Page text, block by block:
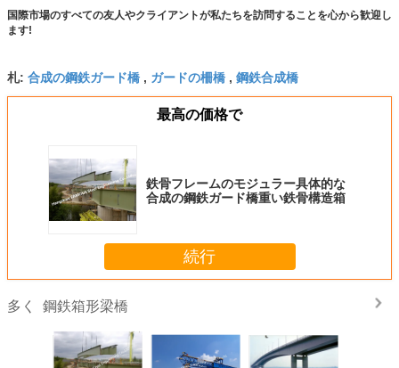
国際市場のすべての友人やクライアントが私たちを訪問することを心から歓迎し
ます!
札: 合成の鋼鉄ガード橋 , ガードの柵橋 , 鋼鉄合成橋
最高の価格で
鉄骨フレームのモジュラー具体的な
合成の鋼鉄ガード橋重い鉄骨構造箱
続行
多く 鋼鉄箱形梁橋